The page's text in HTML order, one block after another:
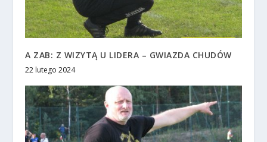
A ZAB: Z WIZYTĄ U LIDERA – GWIAZDA CHUDÓW
22 lutego 2024